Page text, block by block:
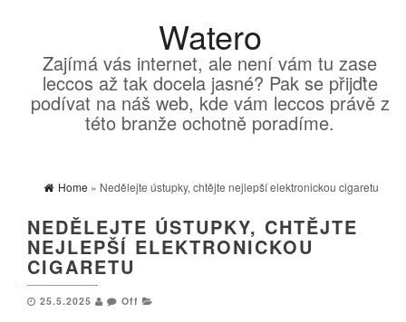
Watero
Zajímá vás internet, ale není vám tu zase
leccos až tak docela jasné? Pak se přijďte
podívat na náš web, kde vám leccos právě z
této branže ochotně poradíme.
Home » Nedělejte ústupky, chtějte nejlepší elektronickou cigaretu
NEDĚLEJTE ÚSTUPKY, CHTĚJTE
NEJLEPŠÍ ELEKTRONICKOU
CIGARETU
25.5.2025 Off